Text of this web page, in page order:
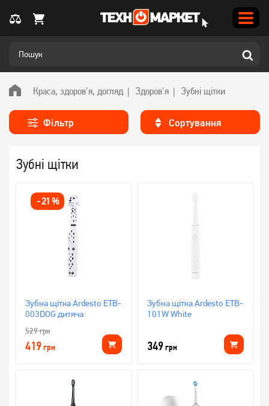
Краса, здоров'я, догляд Здоров'я Зубні щітки
Фільтр
Зубні щітки
Сортування
-21 %
Зубна щітка Ardesto ETB-
003DOG дитяча
529грн
419грн
Зубна щітка Ardesto ETB-
101W White
349грн